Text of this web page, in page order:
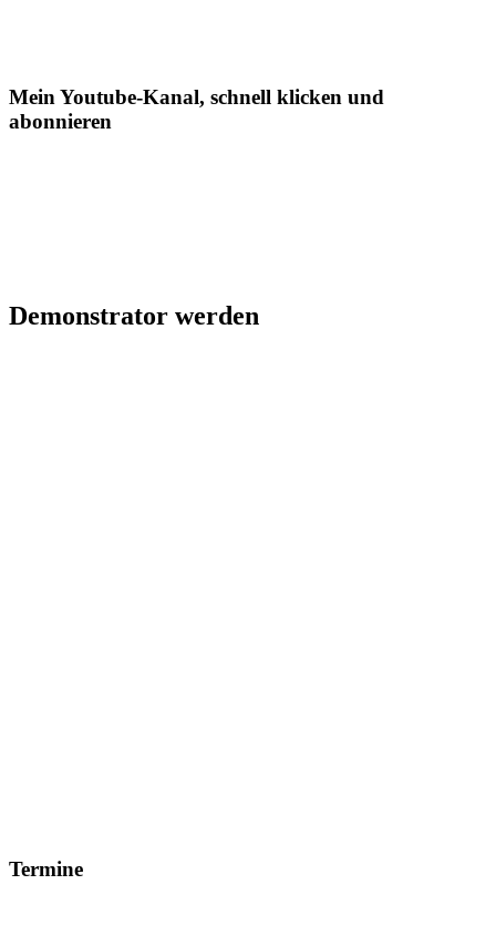
Mein Youtube-Kanal, schnell klicken und
abonnieren
Demonstrator werden
Termine